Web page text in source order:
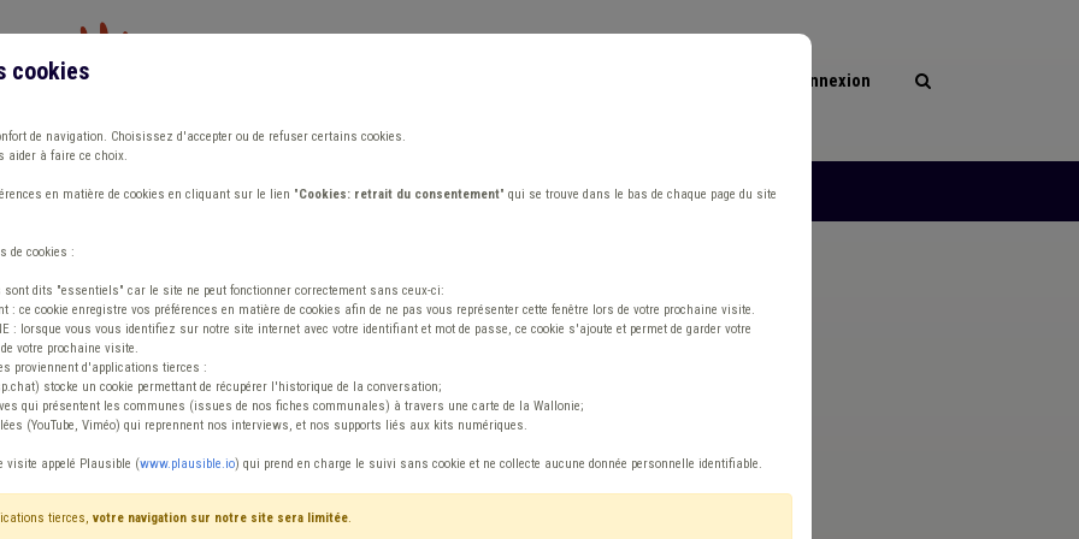
Connexion
Publications Outils Fiches communales L'ASBL
administrative
Avis / Actions
cookies
de navigation. Choisissez d'accepter ou de refuser certains cookies.
aider à faire ce choix.
en matière de cookies en cliquant sur le lien "Cookies: retrait du consentement" qui se trouve dans le bas de chaque page du site
de cookies :
sont dits "essentiels" car le site ne peut fonctionner correctement sans ceux-ci:
: ce cookie enregistre vos préférences en matière de cookies afin de ne pas vous représenter cette fenêtre lors de votre prochaine visite.
: lorsque vous vous identifiez sur notre site internet avec votre identifiant et mot de passe, ce cookie s'ajoute et permet de garder votre
votre prochaine visite.
proviennent d'applications tierces :
stocke un cookie permettant de récupérer l'historique de la conversation;
qui présentent les communes (issues de nos fiches communales) à travers une carte de la Wallonie;
(YouTube, Viméo) qui reprennent nos interviews, et nos supports liés aux kits numériques.
visite appelé Plausible (www.plausible.io) qui prend en charge le suivi sans cookie et ne collecte aucune donnée personnelle identifiable.
tierces, votre navigation sur notre site sera limitée.